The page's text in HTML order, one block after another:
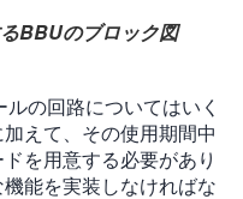
BBUのブロック図
の回路についてはいく
えて、その使用期間中
を用意する必要があり
能を実装しなければな